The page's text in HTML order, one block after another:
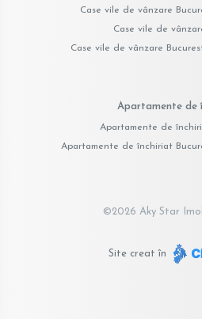
Case vile de vânzare
Case vile de
Case vile de vânzare
Apartamente de
Apartamente de
Apartamente de închiriat
©2026 Aky Star
Site creat în